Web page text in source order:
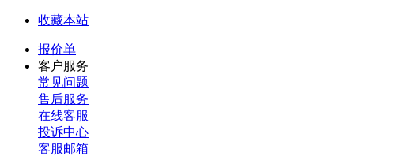
收藏本站
报价单
客户服务
常见问题
售后服务
在线客服
投诉中心
客服邮箱